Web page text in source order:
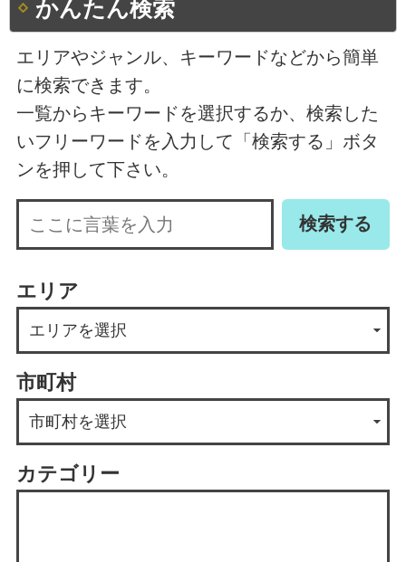
かんたん検索
エリアやジャンル、キーワードなどから簡単
に検索できます。
一覧からキーワードを選択するか、検索した
いフリーワードを入力して「検索する」ボタ
ンを押して下さい。
エリア
市町村
カテゴリー